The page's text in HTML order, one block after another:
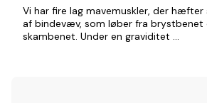
Vi har fire lag mavemuskler, der hæfter
af bindevæv, som løber fra brystbenet
skambenet. Under en graviditet ...